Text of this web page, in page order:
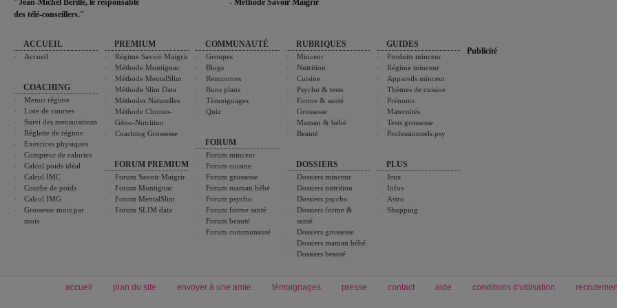
"Jean-Michel Berille, le responsable
des télé-conseillers."
- Méthode Savoir Maigrir
ACCUEIL
Accueil
COACHING
Menus régime
Liste de courses
Suivi des mensurations
Réglette de régime
Exercices physiques
Compteur de calories
Calcul poids idéal
Calcul IMC
Courbe de poids
Calcul IMG
Grossesse mois par
mois
PREMIUM
Régime Savoir Maigrir
Méthode Montignac
Méthode MentalSlim
Méthode Slim Data
Méthodes Naturelles
Méthode Chrono-
Géno-Nutrition
Coaching Grossesse
FORUM PREMIUM
Forum Savoir Maigrir
Forum Montignac
Forum MentalSlim
Forum SLIM data
COMMUNAUTÉ
Groupes
Blogs
Rencontres
Bons plans
Témoignages
Quiz
FORUM
Forum minceur
Forum cuisine
Forum grossesse
Forum maman bébé
Forum psycho
Forum forme santé
Forum beauté
Forum communauté
RUBRIQUES
Minceur
Nutrition
Cuisine
Psycho & tests
Forme & santé
Grossesse
Maman & bébé
Beauté
DOSSIERS
Dossiers minceur
Dossiers nutrition
Dossiers psycho
Dossiers forme &
santé
Dossiers grossesse
Dossiers maman bébé
Dossiers beauté
GUIDES
Produits minceur
Régime minceur
Appareils minceur
Thèmes de cuisine
Prénoms
Maternités
Tests grossesse
Professionnels psy
PLUS
Jeux
Infos
Astro
Shopping
Publicité
accueil plan du site envoyer à une amie témoignages presse contact aide conditions d'utilisation